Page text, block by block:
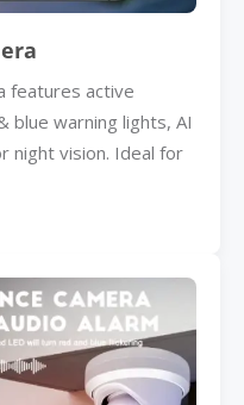
features active
blue warning lights, AI
night vision. Ideal for